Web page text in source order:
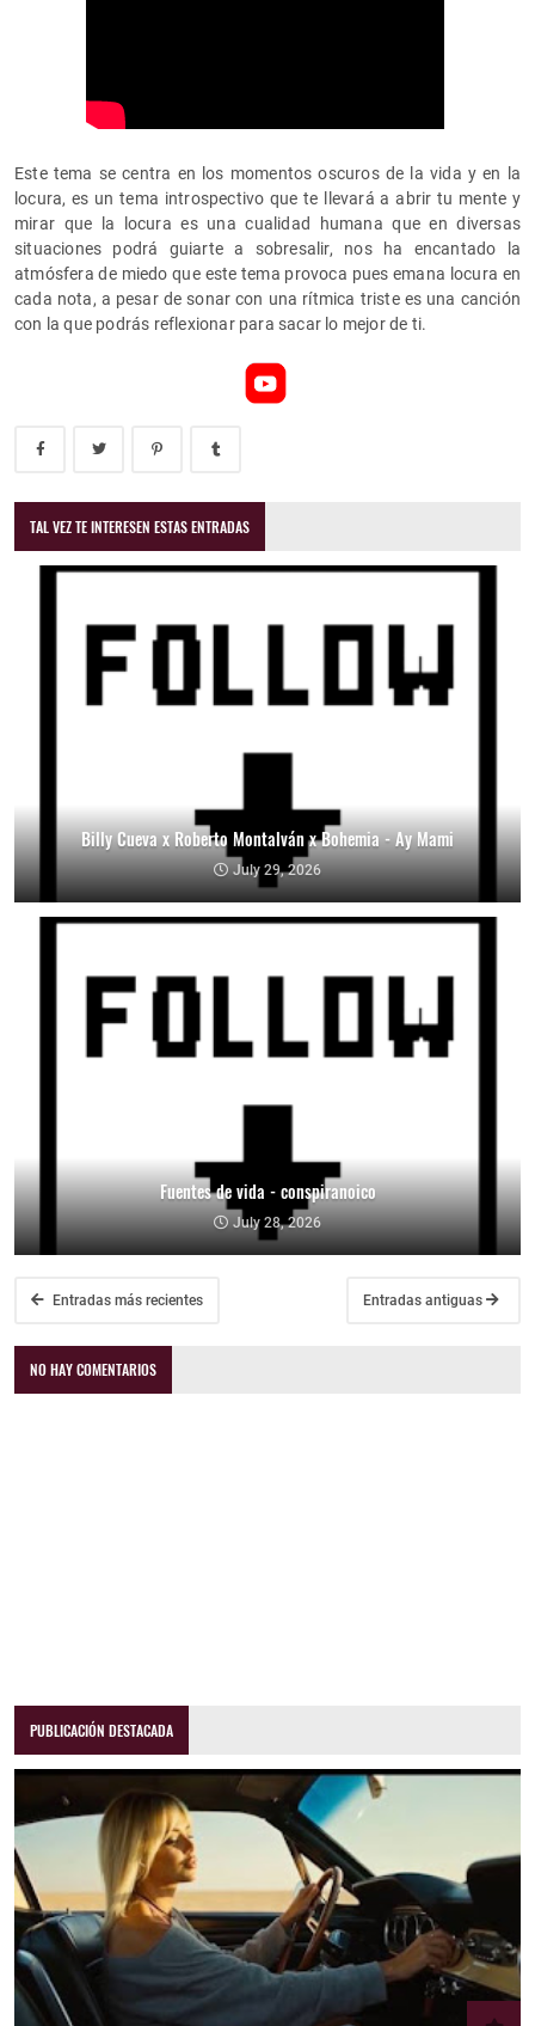
Este tema se centra en los momentos oscuros de la vida y en la
locura, es un tema introspectivo que te llevará a abrir tu mente y
mirar que la locura es una cualidad humana que en diversas
situaciones podrá guiarte a sobresalir, nos ha encantado la
atmósfera de miedo que este tema provoca pues emana locura en
cada nota, a pesar de sonar con una rítmica triste es una canción
con la que podrás reflexionar para sacar lo mejor de ti.
TAL VEZ TE INTERESEN ESTAS ENTRADAS
Billy Cueva x Roberto Montalván x Bohemia - Ay Mami
July 29, 2026
Fuentes de vida - conspiranoico
July 28, 2026
Entradas más recientes Entradas antiguas
NO HAY COMENTARIOS
PUBLICACIÓN DESTACADA